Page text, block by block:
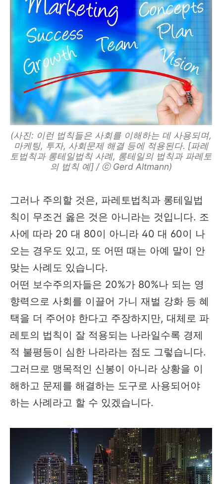
(사진: 이런 법칙들은 사회를 이해하는 데 사용되며,
마케팅, 투자, 사회문제 해결 등에 적용된다. [파레
토법칙과 롱테일법칙 사례, 롱테일의 법칙과 파레토
의 법칙 예] / ⓒ Gerd Altmann)
그러나 주의할 것은, 파레토법칙과 롱테일법
칙이 무조건 옳은 것은 아니라는 것입니다. 조
사에 따라 20 대 80이 아니라 40 대 60이 나
오는 경우도 있고, 또 어떤 때는 아예 말이 안
맞는 사례도 있습니다.
어떤 보수주의자들은 20%가 80%나 되는 영
향력으로 사회를 이끌어 가니 재벌 강화 등 혜
택을 더 주어야 한다고 주장하지만, 대체로 파
레토의 법칙이 잘 적용되는 나라일수록 경제
적 불평등이 심한 나라라는 점도 그렇습니다.
그러므로 맹목적인 신봉이 아니라 상황을 이
해하고 문제를 해결하는 도구로 사용되어야
하는 사례라고 할 수 있겠습니다.